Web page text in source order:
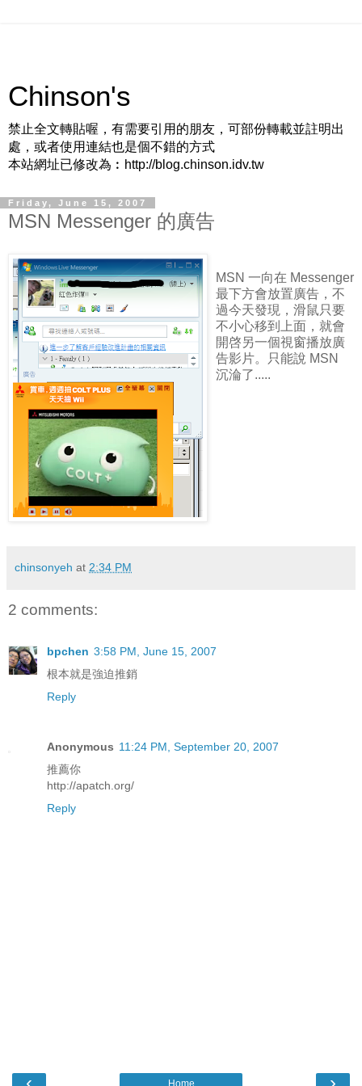
Chinson's
禁止全文轉貼喔，有需要引用的朋友，可部份轉載並註明出
處，或者使用連結也是個不錯的方式
本站網址已修改為︰http://blog.chinson.idv.tw
Friday, June 15, 2007
MSN Messenger 的廣告
MSN 一向在 Messenger
最下方會放置廣告，不
過今天發現，滑鼠只要
不小心移到上面，就會
開啓另一個視窗播放廣
告影片。只能說 MSN
沉淪了.....
chinsonyeh at 2:34 PM
2 comments:
bpchen 3:58 PM, June 15, 2007
根本就是強迫推銷
Reply
Anonymous 11:24 PM, September 20, 2007
推薦你
http://apatch.org/
Reply
Home